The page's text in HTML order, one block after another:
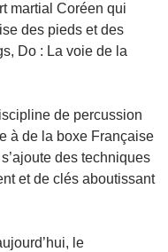
martial Coréen qui
des pieds et des
Do : La voie de la
de percussion
à de la boxe Française
des techniques
et de clés aboutissant
le